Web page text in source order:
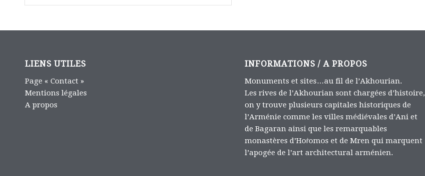
LIENS UTILES
Page « Contact »
Mentions légales
A propos
INFORMATIONS / A PROPOS
Monuments et sites…au fil de l’Akhourian.
Les rives de l’Akhourian sont chargées d’histoire,
on y trouve plusieurs capitales historiques de
l’Arménie comme les villes médiévales d’Ani et
de Bagaran ainsi que les remarquables
monastères d’Hoṙomos et de Mren qui marquent
l’apogée de l’art architectural arménien.